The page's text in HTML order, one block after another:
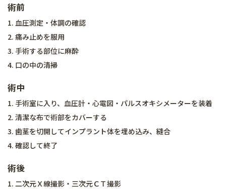
術前
1. 血圧測定・体調の確認
2. 痛み止めを服用
3. 手術する部位に麻酔
4. 口の中の清掃
術中
1. 手術室に入り、血圧計・心電図・パルスオキシメーターを装着
2. 清潔な布で術部をカバーする
3. 歯茎を切開してインプラント体を埋め込み、縫合
4. 確認して終了
術後
1. 二次元Ｘ線撮影・三次元ＣＴ撮影